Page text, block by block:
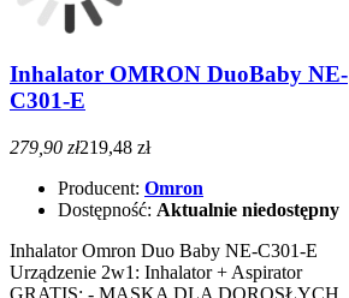
Inhalator OMRON DuoBaby NE-
C301-E
279,90 zł219,48 zł
Producent: Omron
Dostępność: Aktualnie niedostępny
Inhalator Omron Duo Baby NE-C301-E
Urządzenie 2w1: Inhalator + Aspirator
GRATIS: - MASKA DLA DOROSŁYCH